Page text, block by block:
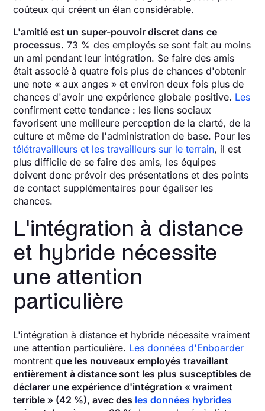
coûteux qui créent un élan considérable.
L'amitié est un super-pouvoir discret dans ce
processus. 73 % des employés se sont fait au moins
un ami pendant leur intégration. Se faire des amis
était associé à quatre fois plus de chances d'obtenir
une note « aux anges » et environ deux fois plus de
chances d'avoir une expérience globale positive. Les
confirment cette tendance : les liens sociaux
favorisent une meilleure perception de la clarté, de la
culture et même de l'administration de base. Pour les
télétravailleurs et les travailleurs sur le terrain, il est
plus difficile de se faire des amis, les équipes
doivent donc prévoir des présentations et des points
de contact supplémentaires pour égaliser les
chances.
L'intégration à distance
et hybride nécessite
une attention
particulière
L'intégration à distance et hybride nécessite vraiment
une attention particulière. Les données d'Enboarder
montrent que les nouveaux employés travaillant
entièrement à distance sont les plus susceptibles de
déclarer une expérience d'intégration « vraiment
terrible » (42 %), avec des les données hybrides